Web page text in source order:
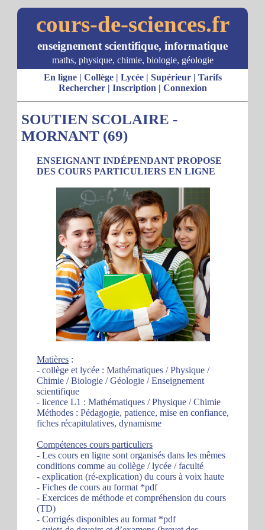
cours-de-sciences.fr
enseignement scientifique, informatique
maths, physique, chimie, biologie, géologie
En ligne| Collège| Lycée| Supérieur| Tarifs
Rechercher| Inscription | Connexion
SOUTIEN SCOLAIRE -
MORNANT (69)
ENSEIGNANT INDÉPENDANT PROPOSE
DES COURS PARTICULIERS EN LIGNE
Matières :
- collège et lycée : Mathématiques / Physique /
Chimie / Biologie / Géologie / Enseignement
scientifique
- licence L1 : Mathématiques / Physique / Chimie
Méthodes : Pédagogie, patience, mise en confiance,
fiches récapitulatives, dynamisme
Compétences cours particuliers
- Les cours en ligne sont organisés dans les mêmes
conditions comme au collège / lycée / faculté
- explication (ré-explication) du cours à voix haute
- Fiches de cours au format *pdf
- Exercices de méthode et compréhension du cours
(TD)
- Corrigés disponibles au format *pdf